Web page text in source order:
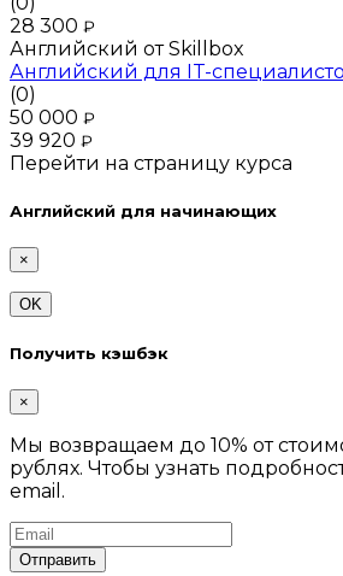
28 300 ₽
Английский от Skillbox
Английский для IT-
(0)
50 000 ₽
39 920 ₽
Перейти на страницу курса
Английский для начинающих
×
OK
Получить кэшбэк
×
Мы возвращаем до 10% от
рублях. Чтобы узнать
email.
Отправить